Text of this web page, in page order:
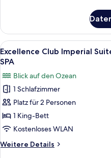
Terrace
Suite
with
Plunge
Pool
+
20%
OFF
SPA
anzeigen
Club
Beachfront
Honeymoon
Two-
Rooftop
Terrace
Suite
with
Plunge
20%
OFF
Alle
Fotos
Excellence
Club
Imperial
Suite
with
Plunge
Pool
10
Excellence Club Imperial
SPA
Blick auf den Ozean
1 Schlafzimmer
Platz für 2 Personen
1 King-Bett
Kostenloses WLAN
Weitere Details
Weitere